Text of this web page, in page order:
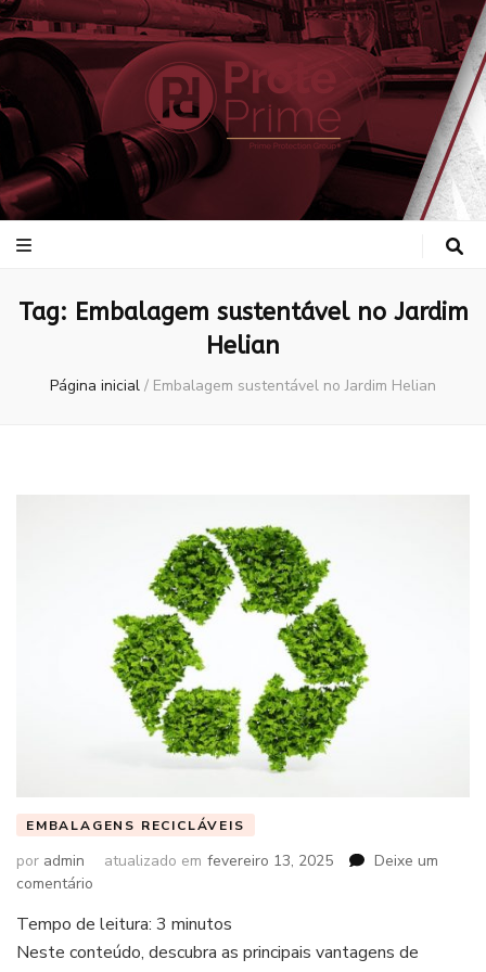
ProtePrime
Blog
Tag: Embalagem sustentável no Jardim
Helian
Página inicial / Embalagem sustentável no Jardim Helian
EMBALAGENS RECICLÁVEIS
por admin atualizado em fevereiro 13, 2025
Deixe um
comentário
Tempo de leitura: 3 minutos
Neste conteúdo, descubra as principais vantagens de